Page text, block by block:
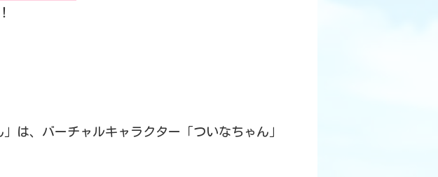
は、バーチャルキャラクター「ついなちゃん」